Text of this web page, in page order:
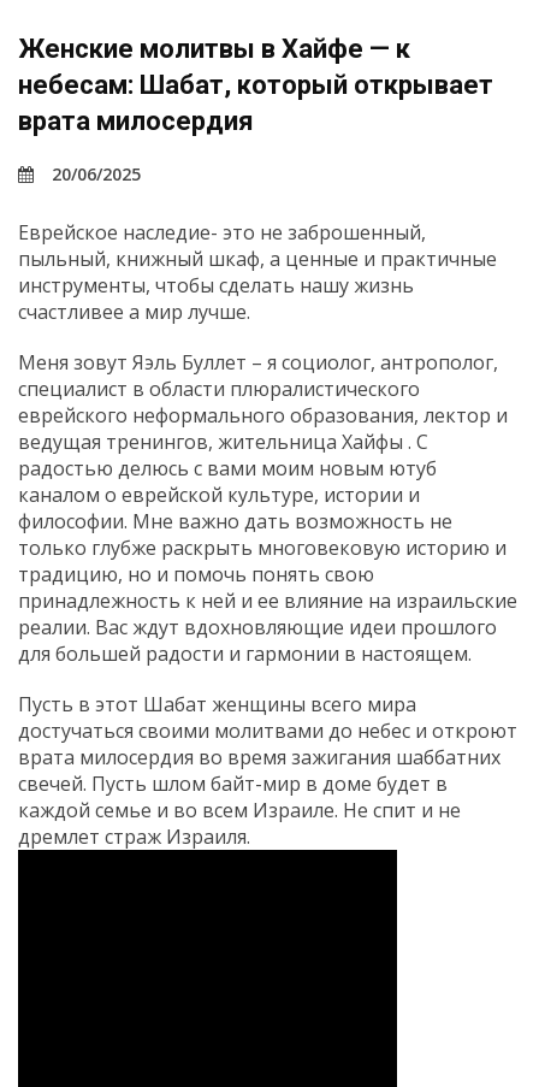
Женские молитвы в Хайфе — к
небесам: Шабат, который открывает
врата милосердия
20/06/2025
Еврейское наследие- это не заброшенный,
пыльный, книжный шкаф, а ценные и практичные
инструменты, чтобы сделать нашу жизнь
счастливее а мир лучше.
Меня зовут Яэль Буллет – я социолог, антрополог,
специалист в области плюралистического
еврейского неформального образования, лектор и
ведущая тренингов, жительница Хайфы . С
радостью делюсь с вами моим новым ютуб
каналом о еврейской культуре, истории и
философии. Мне важно дать возможность не
только глубже раскрыть многовековую историю и
традицию, но и помочь понять свою
принадлежность к ней и ее влияние на израильские
реалии. Вас ждут вдохновляющие идеи прошлого
для большей радости и гармонии в настоящем.
Пусть в этот Шабат женщины всего мира
достучаться своими молитвами до небес и откроют
врата милосердия во время зажигания шаббатних
свечей. Пусть шлом байт-мир в доме будет в
каждой семье и во всем Израиле. Не спит и не
дремлет страж Израиля.